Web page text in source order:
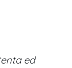
ed